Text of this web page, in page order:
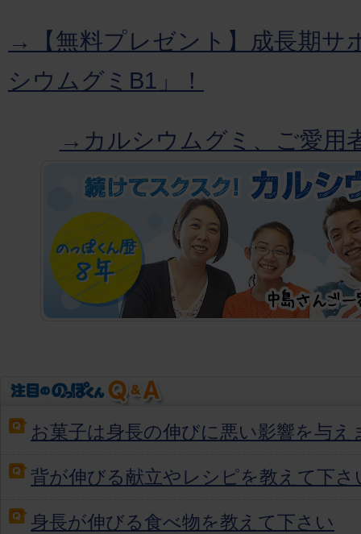
→【無料プレゼント】成長期サ
シウムグミB1」！
→カルシウムグミ、ご愛用
お菓子は身長の伸びに悪い影響を与え
背が伸びる献立やレシピを教えて下さ
身長が伸びる食べ物を教えて下さい